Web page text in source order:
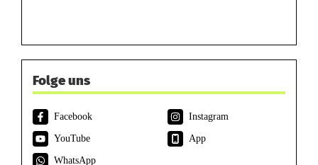
Folge uns
Facebook
Instagram
YouTube
App
WhatsApp